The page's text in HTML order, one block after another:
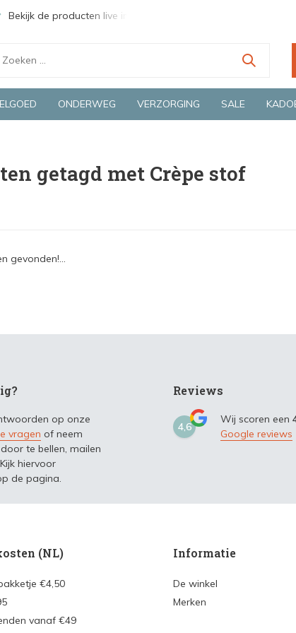
Bekijk de producten live in onze winkel in Deventer
ONDERWEG VERZORGING SALE
getagd met Crèpe stof
gevonden!...
op onze
vragen of neem
te bellen, mailen
hiervoor
de pagina.
Reviews
4,6
Wij scoren een
Google reviews
(NL)
€4,50
vanaf €49
Informatie
De winkel
Merken